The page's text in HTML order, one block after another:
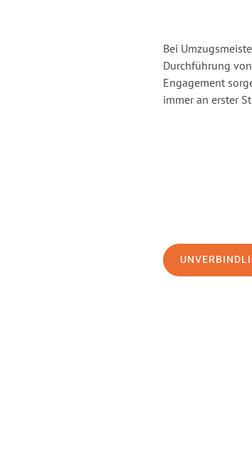
Bei
Durchführung
Engagement
immer an erster